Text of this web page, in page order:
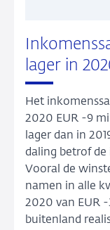
lager in
Het
2020 EUR -9
lager dan in
daling betrof
Vooral de
namen in alle
2020 van EUR
buitenland